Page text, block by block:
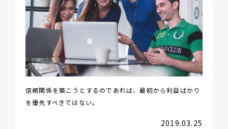
信頼関係を築こうとするのであれば、最初から利益ばかり
を優先すべきではない。
2019.03.25